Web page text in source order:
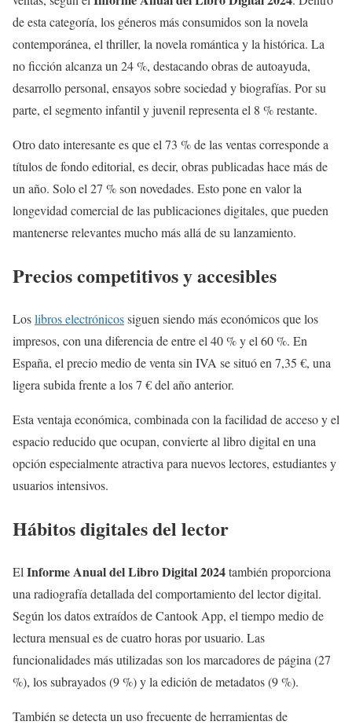
de esta categoría, los géneros más consumidos son la novela
contemporánea, el thriller, la novela romántica y la histórica. La
no ficción alcanza un 24 %, destacando obras de autoayuda,
desarrollo personal, ensayos sobre sociedad y biografías. Por su
parte, el segmento infantil y juvenil representa el 8 % restante.
Otro dato interesante es que el 73 % de las ventas corresponde a
títulos de fondo editorial, es decir, obras publicadas hace más de
un año. Solo el 27 % son novedades. Esto pone en valor la
longevidad comercial de las publicaciones digitales, que pueden
mantenerse relevantes mucho más allá de su lanzamiento.
Precios competitivos y accesibles
Loslibros electrónicossiguen siendo más económicos que los
impresos, con una diferencia de entre el 40 % y el 60 %. En
España, el precio medio de venta sin IVA se situó en 7,35 €, una
ligera subida frente a los 7 € del año anterior.
Esta ventaja económica, combinada con la facilidad de acceso y el
espacio reducido que ocupan, convierte al libro digital en una
opción especialmente atractiva para nuevos lectores, estudiantes y
usuarios intensivos.
Hábitos digitales del lector
El Informe Anual del Libro Digital 2024también proporciona
una radiografía detallada del comportamiento del lector digital.
Según los datos extraídos de Cantook App, el tiempo medio de
lectura mensual es de cuatro horas por usuario. Las
funcionalidades más utilizadas son los marcadores de página (27
%), los subrayados (9 %) y la edición de metadatos (9 %).
También se detecta un uso frecuente de herramientas de